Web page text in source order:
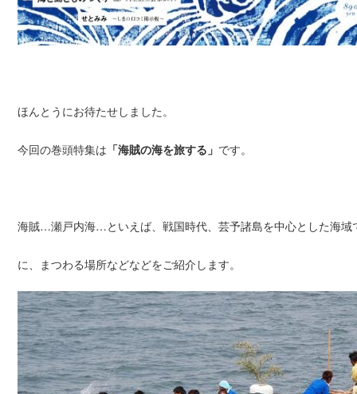
ほんとうにお待たせしました。
今回の巻頭特集は 「海賊の海を旅する」 です。
海賊…瀬戸内海…といえば、戦国時代、芸予諸島を中心とした海域
に、まつわる場所などなどをご紹介します。